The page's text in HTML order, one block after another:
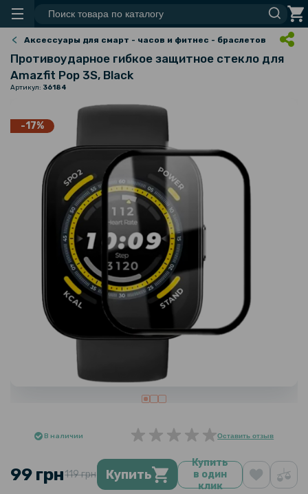
Аксессуары для смарт - часов и фитнес - браслетов
Противоударное гибкое защитное стекло для
Amazfit Pop 3S, Black
Артикул: 36184
-17%
В наличии Оставить отзыв
99 грн119 грн Купить
Купить
в один
клик